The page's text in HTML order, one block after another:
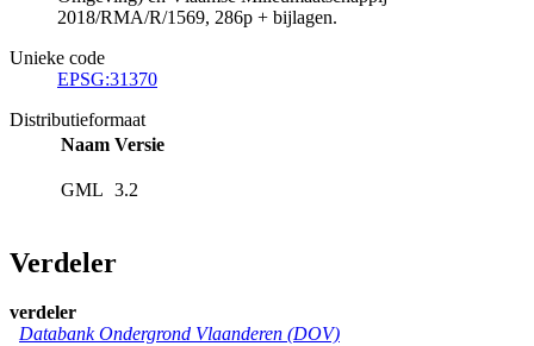
2018/RMA/R/1569, 286p + bijlagen.
Unieke code
EPSG:31370
Distributieformaat
Naam Versie
GML 3.2
Verdeler
verdeler
Databank Ondergrond Vlaanderen (DOV)